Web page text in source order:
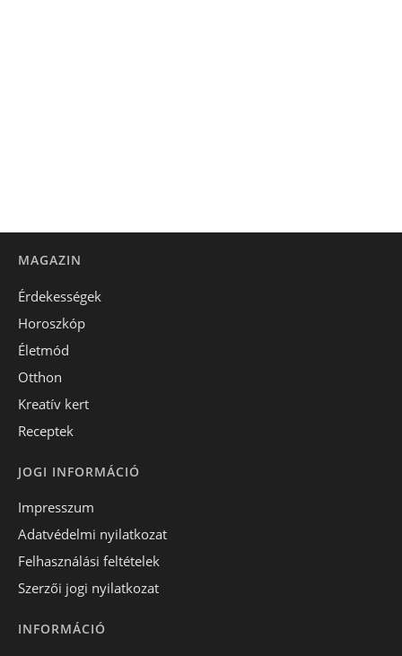
MAGAZIN
Érdekességek
Horoszkóp
Életmód
Otthon
Kreatív kert
Receptek
JOGI INFORMÁCIÓ
Impresszum
Adatvédelmi nyilatkozat
Felhasználási feltételek
Szerzői jogi nyilatkozat
INFORMÁCIÓ